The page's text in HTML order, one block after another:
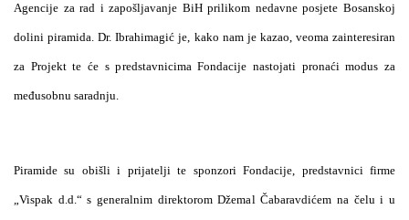
Agencije za rad i zapošljavanje BiH prilikom nedavne posjete Bosanskoj
dolini piramida. Dr. Ibrahimagić je, kako nam je kazao, veoma zainteresiran
za Projekt te će s predstavnicima Fondacije nastojati pronaći modus za
međusobnu saradnju.
Piramide su obišli i prijatelji te sponzori Fondacije, predstavnici firme
„Vispak d.d.“ s generalnim direktorom Džemal Čabaravdićem na čelu i u